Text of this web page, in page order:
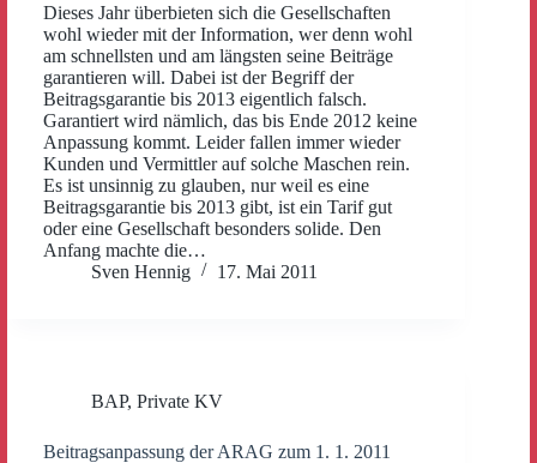
Dieses Jahr überbieten sich die Gesellschaften
wohl wieder mit der Information, wer denn wohl
am schnellsten und am längsten seine Beiträge
garantieren will. Dabei ist der Begriff der
Beitragsgarantie bis 2013 eigentlich falsch.
Garantiert wird nämlich, das bis Ende 2012 keine
Anpassung kommt. Leider fallen immer wieder
Kunden und Vermittler auf solche Maschen rein.
Es ist unsinnig zu glauben, nur weil es eine
Beitragsgarantie bis 2013 gibt, ist ein Tarif gut
oder eine Gesellschaft besonders solide. Den
Anfang machte die…
Sven Hennig
17. Mai 2011
BAP, Private KV
Beitragsanpassung der ARAG zum 1. 1. 2011